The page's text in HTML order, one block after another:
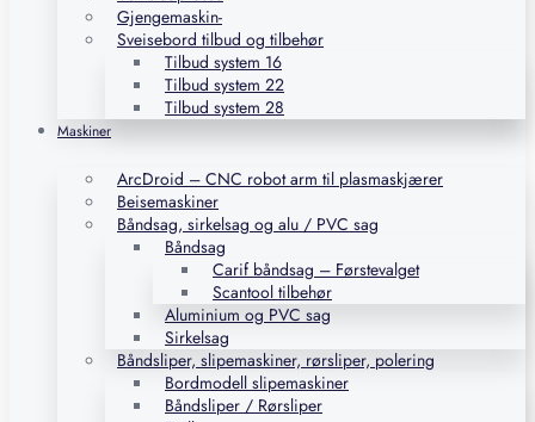
Gjengemaskin-
Sveisebord tilbud og tilbehør
Tilbud system 16
Tilbud system 22
Tilbud system 28
Maskiner
ArcDroid – CNC robot arm til plasmaskjærer
Beisemaskiner
Båndsag, sirkelsag og alu / PVC sag
Båndsag
Carif båndsag – Førstevalget
Scantool tilbehør
Aluminium og PVC sag
Sirkelsag
Båndsliper, slipemaskiner, rørsliper, polering
Bordmodell slipemaskiner
Båndsliper / Rørsliper